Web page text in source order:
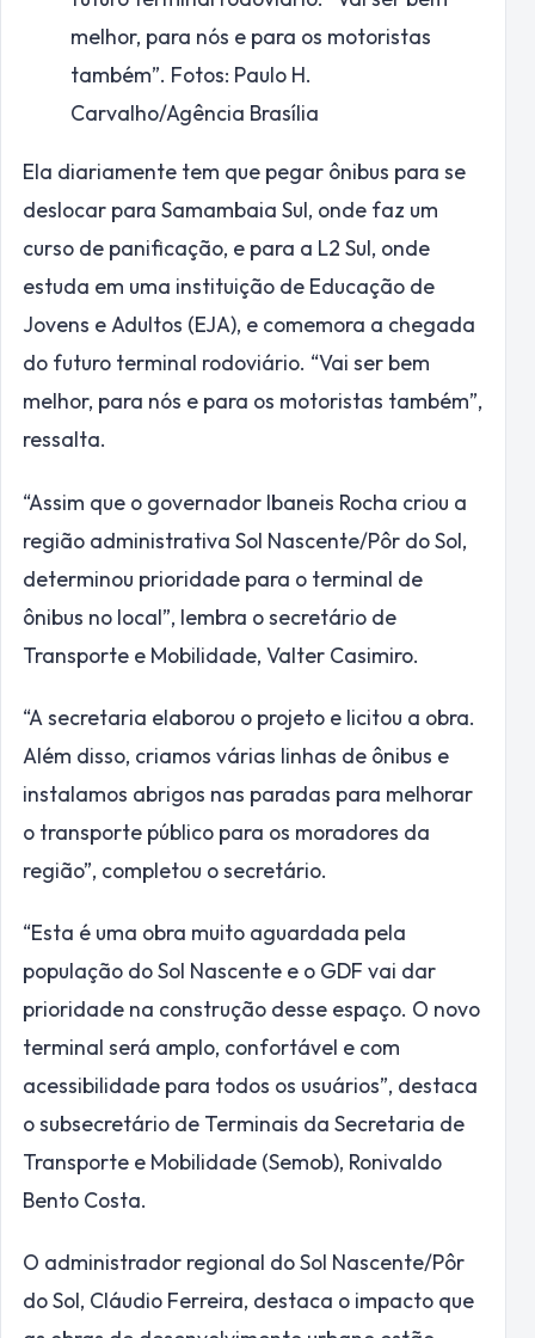
melhor, para nós e para os motoristas
também”. Fotos: Paulo H.
Carvalho/Agência Brasília
Ela diariamente tem que pegar ônibus para se
deslocar para Samambaia Sul, onde faz um
curso de panificação, e para a L2 Sul, onde
estuda em uma instituição de Educação de
Jovens e Adultos (EJA), e comemora a chegada
do futuro terminal rodoviário. “Vai ser bem
melhor, para nós e para os motoristas também”,
ressalta.
“Assim que o governador Ibaneis Rocha criou a
região administrativa Sol Nascente/Pôr do Sol,
determinou prioridade para o terminal de
ônibus no local”, lembra o secretário de
Transporte e Mobilidade, Valter Casimiro.
“A secretaria elaborou o projeto e licitou a obra.
Além disso, criamos várias linhas de ônibus e
instalamos abrigos nas paradas para melhorar
o transporte público para os moradores da
região”, completou o secretário.
“Esta é uma obra muito aguardada pela
população do Sol Nascente e o GDF vai dar
prioridade na construção desse espaço. O novo
terminal será amplo, confortável e com
acessibilidade para todos os usuários”, destaca
o subsecretário de Terminais da Secretaria de
Transporte e Mobilidade (Semob), Ronivaldo
Bento Costa.
O administrador regional do Sol Nascente/Pôr
do Sol, Cláudio Ferreira, destaca o impacto que